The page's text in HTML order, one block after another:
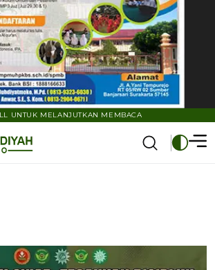
UNTUK MELANJUTKAN MEMBACA